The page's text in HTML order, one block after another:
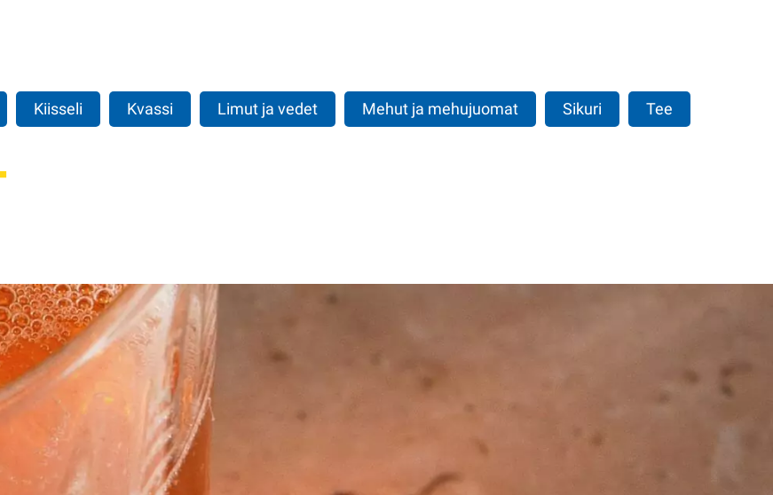
Kiisseli Kvassi Limut ja vedet Mehut ja mehujuomat Sikuri Tee